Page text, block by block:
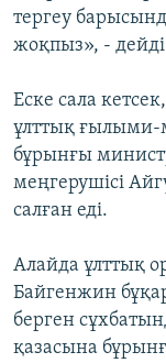
тергеу
жоқпыз», -
Еске сала
ұлттық
бұрынғы
меңгерушісі
салған еді.
Алайда ұлттық
Байгенжин
берген
қазасына